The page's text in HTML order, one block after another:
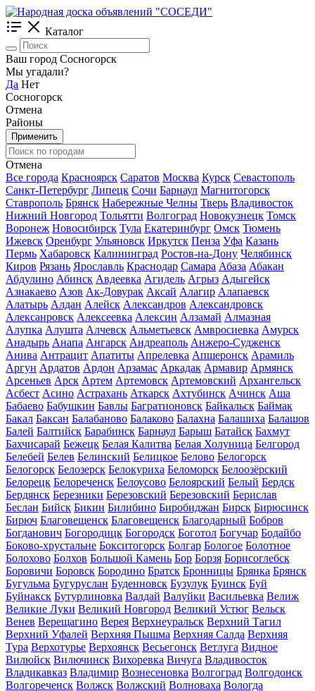
Каталог
Ваш город Сосногорск
Мы угадали?
Да Нет
Сосногорск
Отмена
Районы
Применить
Отмена
Все города Красноярск Саратов Москва Курск Севастополь
Санкт-Петербург Липецк Сочи Барнаул Магнитогорск
Ставрополь Брянск Набережные Челны Тверь Владивосток
Нижний Новгород Тольятти Волгоград Новокузнецк Томск
Воронеж Новосибирск Тула Екатеринбург Омск Тюмень
Ижевск Оренбург Ульяновск Иркутск Пенза Уфа Казань
Пермь Хабаровск Калининград Ростов-на-Дону Челябинск
Киров Рязань Ярославль Краснодар Самара Абаза Абакан
Абдулино Абинск Авдеевка Агидель Агрыз Адыгейск
Азнакаево Азов Ак-Довурак Аксай Алагир Алапаевск
Алатырь Алдан Алейск Александров Александровск
Алексанровск Алексеевка Алексин Алзамай Алмазная
Алупка Алушта Алчевск Альметьевск Амвросиевка Амурск
Анадырь Анапа Ангарск Андреаполь Анжеро-Судженск
Анива Антрацит Апатиты Апрелевка Апшеронск Арамиль
Аргун Ардатов Ардон Арзамас Аркадак Армавир Армянск
Арсеньев Арск Артем Артемовск Артемовский Архангельск
Асбест Асино Астрахань Аткарск Ахтубинск Ачинск Аша
Бабаево Бабушкин Бавлы Багратионовск Байкальск Баймак
Бакал Баксан Балабаново Балаково Балахна Балашиха Балашов
Балей Балтийск Барабинск Барнаул Барыш Батайск Бахмут
Бахчисарай Бежецк Белая Калитва Белая Холуница Белгород
Белебей Белев Белинский Белицкое Белово Белогорск
Белогорск Белозерск Белокуриха Беломорск Белоозёрский
Белорецк Белореченск Белоусово Белоярский Белый Бердск
Бердянск Березники Березовский Березовский Берислав
Беслан Бийск Бикин Билибино Биробиджан Бирск Бирюсинск
Бирюч Благовещенск Благовещенск Благодарный Бобров
Богданович Богородицк Богородск Боготол Богучар Бодайбо
Боково-хрустальне Бокситогорск Болгар Бологое Болотное
Болохово Болхов Большой Камень Бор Борзя Борисоглебск
Боровичи Боровск Бородино Братск Бронницы Брянка Брянск
Бугульма Бугуруслан Буденновск Бузулук Буинск Буй
Буйнакск Бутурлиновка Валдай Валуйки Васильевка Велиж
Великие Луки Великий Новгород Великий Устюг Вельск
Венев Верещагино Верея Верхнеуральск Верхний Тагил
Верхний Уфалей Верхняя Пышма Верхняя Салда Верхняя
Тура Верхотурье Верхоянск Весьегонск Ветлуга Видное
Вилюйск Вилючинск Вихоревка Вичуга Владивосток
Владикавказ Владимир Вознесеновка Волгоград Волгодонск
Волгореченск Волжск Волжский Волноваха Вологда